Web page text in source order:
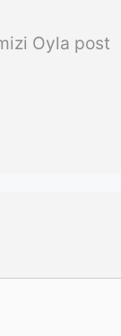
Oyla post